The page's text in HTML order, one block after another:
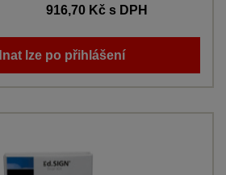
916,70 Kčs DPH
lze po přihlášení